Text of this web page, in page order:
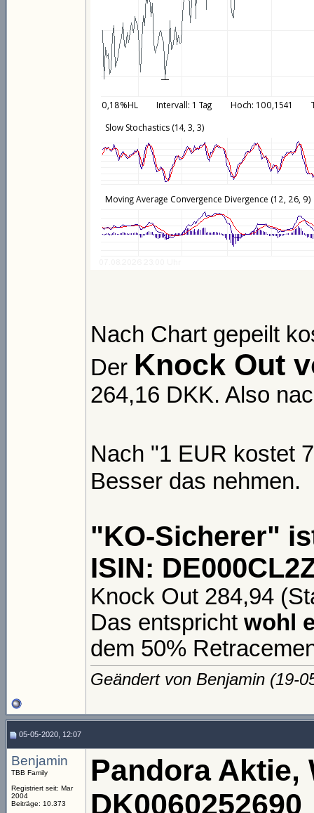
Nach Chart gepeilt
Der Knock Out
264,16 DKK. Also
Nach "1 EUR kostet
Besser das nehmen.
"KO-Sicherer"
ISIN:
Knock Out 284,94
Das entspricht wohl
dem 50%
Geändert von Benjamin (19-
05-05-2020, 12:07
Benjamin
TBB Family
Registriert seit: Mar
2004
Beiträge: 10.373
Pandora Aktie,
DK0060252690